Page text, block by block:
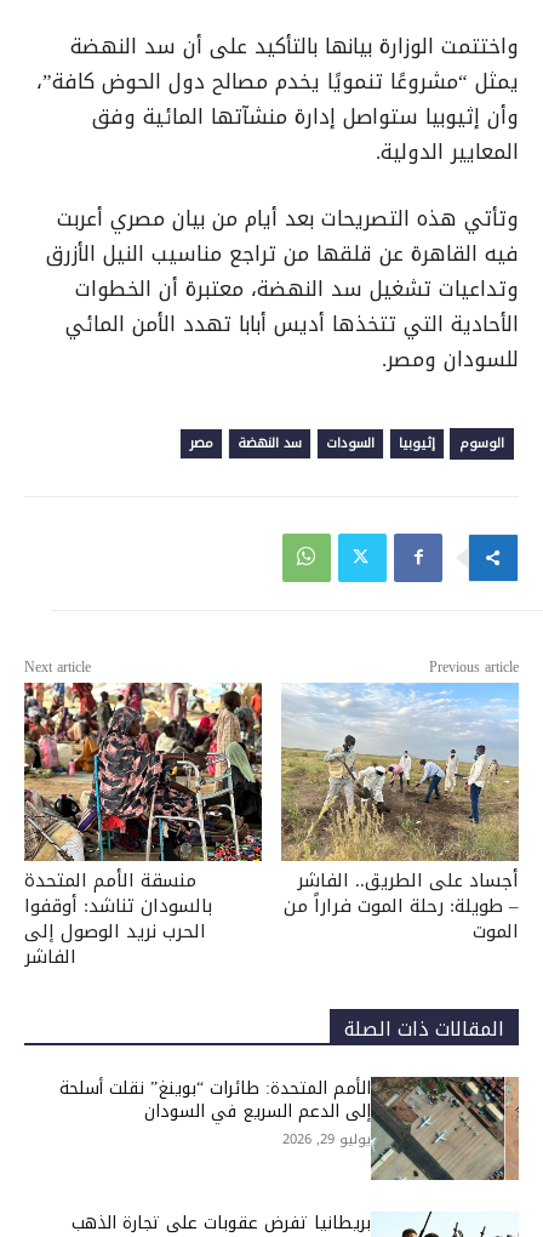
واختتمت الوزارة بيانها بالتأكيد على أن سد النهضة
يمثل “مشروعًا تنمويًا يخدم مصالح دول الحوض كافة”،
وأن إثيوبيا ستواصل إدارة منشآتها المائية وفق
المعايير الدولية.
وتأتي هذه التصريحات بعد أيام من بيان مصري أعربت
فيه القاهرة عن قلقها من تراجع مناسيب النيل الأزرق
وتداعيات تشغيل سد النهضة، معتبرة أن الخطوات
الأحادية التي تتخذها أديس أبابا تهدد الأمن المائي
للسودان ومصر.
الوسوم إثيوبيا السودات سد النهضة مصر
Previous article
أجساد على الطريق.. الفاشر
– طويلة: رحلة الموت فراراً من
الموت
Next article
منسقة الأمم المتحدة
بالسودان تناشد: أوقفوا
الحرب نريد الوصول إلى
الفاشر
المقالات ذات الصلة
الأمم المتحدة: طائرات “بوينغ” نقلت أسلحة
إلى الدعم السريع في السودان
يوليو 29, 2026
بريطانيا تفرض عقوبات على تجارة الذهب